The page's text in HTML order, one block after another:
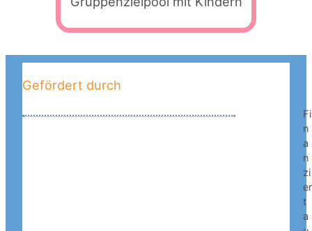
Gefördert durch
Fi
n
a
n
zi
er
t
a